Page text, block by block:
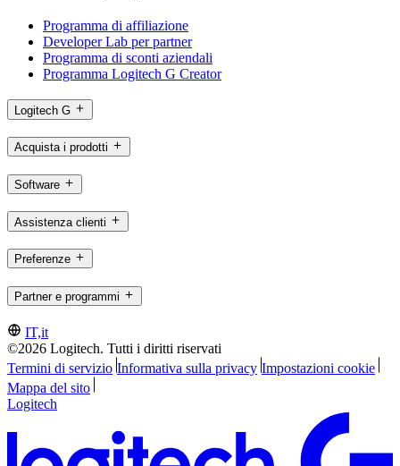
Programma di affiliazione
Developer Lab per partner
Programma di sconti aziendali
Programma Logitech G Creator
Logitech G
Acquista i prodotti
Software
Assistenza clienti
Preferenze
Partner e programmi
IT,it
©2026 Logitech. Tutti i diritti riservati
Termini di servizio Informativa sulla privacy Impostazioni cookie
Mappa del sito
Logitech